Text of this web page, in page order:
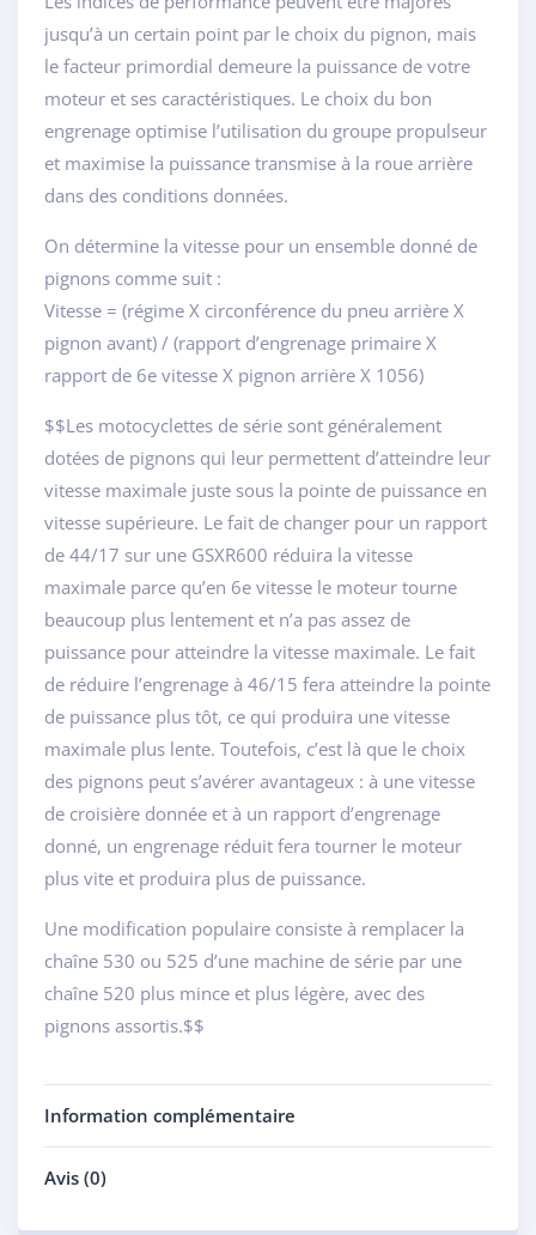
jusqu’à un certain point par le choix du pignon, mais
le facteur primordial demeure la puissance de votre
moteur et ses caractéristiques. Le choix du bon
engrenage optimise l’utilisation du groupe propulseur
et maximise la puissance transmise à la roue arrière
dans des conditions données.
On détermine la vitesse pour un ensemble donné de
pignons comme suit :
Vitesse = (régime X circonférence du pneu arrière X
pignon avant) / (rapport d’engrenage primaire X
rapport de 6e vitesse X pignon arrière X 1056)
$$Les motocyclettes de série sont généralement
dotées de pignons qui leur permettent d’atteindre leur
vitesse maximale juste sous la pointe de puissance en
vitesse supérieure. Le fait de changer pour un rapport
de 44/17 sur une GSXR600 réduira la vitesse
maximale parce qu’en 6e vitesse le moteur tourne
beaucoup plus lentement et n’a pas assez de
puissance pour atteindre la vitesse maximale. Le fait
de réduire l’engrenage à 46/15 fera atteindre la pointe
de puissance plus tôt, ce qui produira une vitesse
maximale plus lente. Toutefois, c’est là que le choix
des pignons peut s’avérer avantageux : à une vitesse
de croisière donnée et à un rapport d’engrenage
donné, un engrenage réduit fera tourner le moteur
plus vite et produira plus de puissance.
Une modification populaire consiste à remplacer la
chaîne 530 ou 525 d’une machine de série par une
chaîne 520 plus mince et plus légère, avec des
pignons assortis.$$
Information complémentaire
Avis (0)